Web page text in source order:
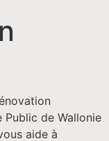
de Wallonie
aide à